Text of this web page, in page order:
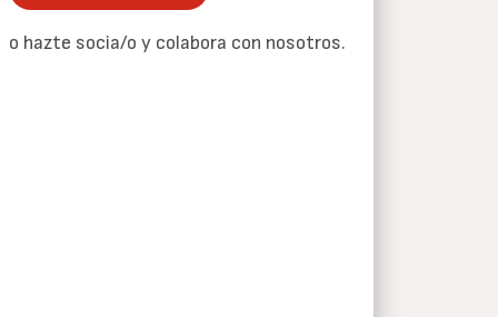
o hazte socia/o y colabora con nosotros.